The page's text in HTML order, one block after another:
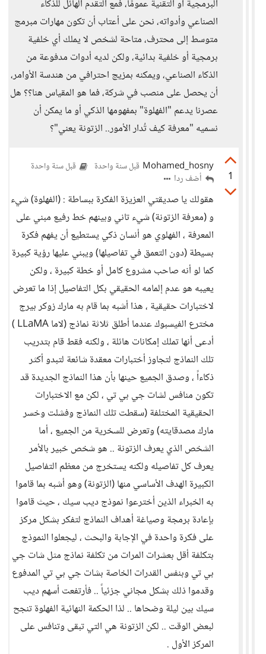
البرمجية أو التقنية عمومًا، فمع التقدم الهائل للذكاء
الصناعي وأدواته، نحن على أعتاب أن تكون مهارات مبرمج
متوسط إلى محترف، متاحة لشخص لا يملك أي خلفية
برمجية أو خلفية بدائية، ولكن لديه أدوات مدفوعة من
الذكاء الصناعي، ويمكنه بمزيج احترافي من هندسة الأوامر،
أن يحصل على منصب في شركة، فما هو المقياس هنا؟؟ هل
عصرنا يدعم "الفهلوة" بمفهومها الذكي أو ما يمكن أن
نسميه "معرفة كيف تُدار الأمور.. الزتونة يعني"؟
1
Mohamed_hosny قبل سنة واحدة قبل سنة واحدة
أضف ردا
هقولك يا صديقتي العزيزة الفكرة ببساطة : (الفهلوة) شيء
و (معرفة الزتونة) شيء تاني وبينهم خط رفيع مبني على
المعرفة ، الفهلوي هو أنسان ذكي يستطيع أن يفهم فكرة
بسيطة (دون التعمق في تفاصيلها) ويبني عليها رؤية كبيرة
كما لو أنه صاحب مشروع كامل أو خطة كبيرة ، ولكن
يعيبه هو عدم إلمامه الحقيقي بكل التفاصيل إذا ما تعرض
لاختبارات حقيقية ، هذا أشبه بما قام به مارك زوكر بيرج
مخترع الفيسبوك عندما أطلق ثلاثة نماذج (لاما LLaMA )
أدعى أنها تملك إمكانات هائلة ، ولكنه فقط قام بتدريب
تلك النماذج لتجاوز أختبارات معقدة شائعة لتبدو أكثر
ذكاءاً ، وصدق الجميع حينها بأن هذا النماذج الجديدة قد
تكون منافس لشات جي بي تي ، لكن مع الاختبارات
الحقيقية المختلفة (سقطت تلك النماذج وفشلت وخسر
مارك مصدقايته) وتعرض للسخرية من الجميع ، أما
الشخص الذي يعرف الزتونة .. هو شخص خبير بالأمر
يعرف كل تفاصيله ولكنه يستخرج من معظم التفاصيل
الكبيرة الهدف الأساسي منها (الزتونة) وهو أشبه بما قاموا
به الخبراء الذين أخترعوا نموذج ديب سيك ، حيث قاموا
بإعادة برمجة وصياغة أهداف النماذج لتفكر بشكل مركز
على فكرة واحدة في الإجابة والبحث ، ليجعلوا النموذج
بتكلفة أقل بعشرات المرات من تكلفة نماذج مثل شات جي
بي تي وبنفس القدرات الخاصة بشات جي بي تي المدفوع
وقدموا ذلك بشكل مجاني جزئياً .. فأرتفعت أسهم ديب
سيك بين ليلة وضحاها .. لذا الحكمة النهائية الفهلوة تنجح
لبعض الوقت .. لكن الزتونة هي التي تبقى وتنافس على
المركز الأول .